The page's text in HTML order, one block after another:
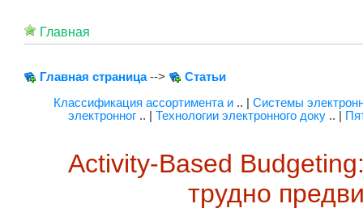
Главная
Главная страница-->
Статьи
Классификация ассортимента и.. | Системы
электронног .. |Технологии электронного доку .. |
Activity-Based
трудно